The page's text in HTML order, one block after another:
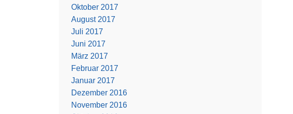
Oktober 2017
August 2017
Juli 2017
Juni 2017
März 2017
Februar 2017
Januar 2017
Dezember 2016
November 2016